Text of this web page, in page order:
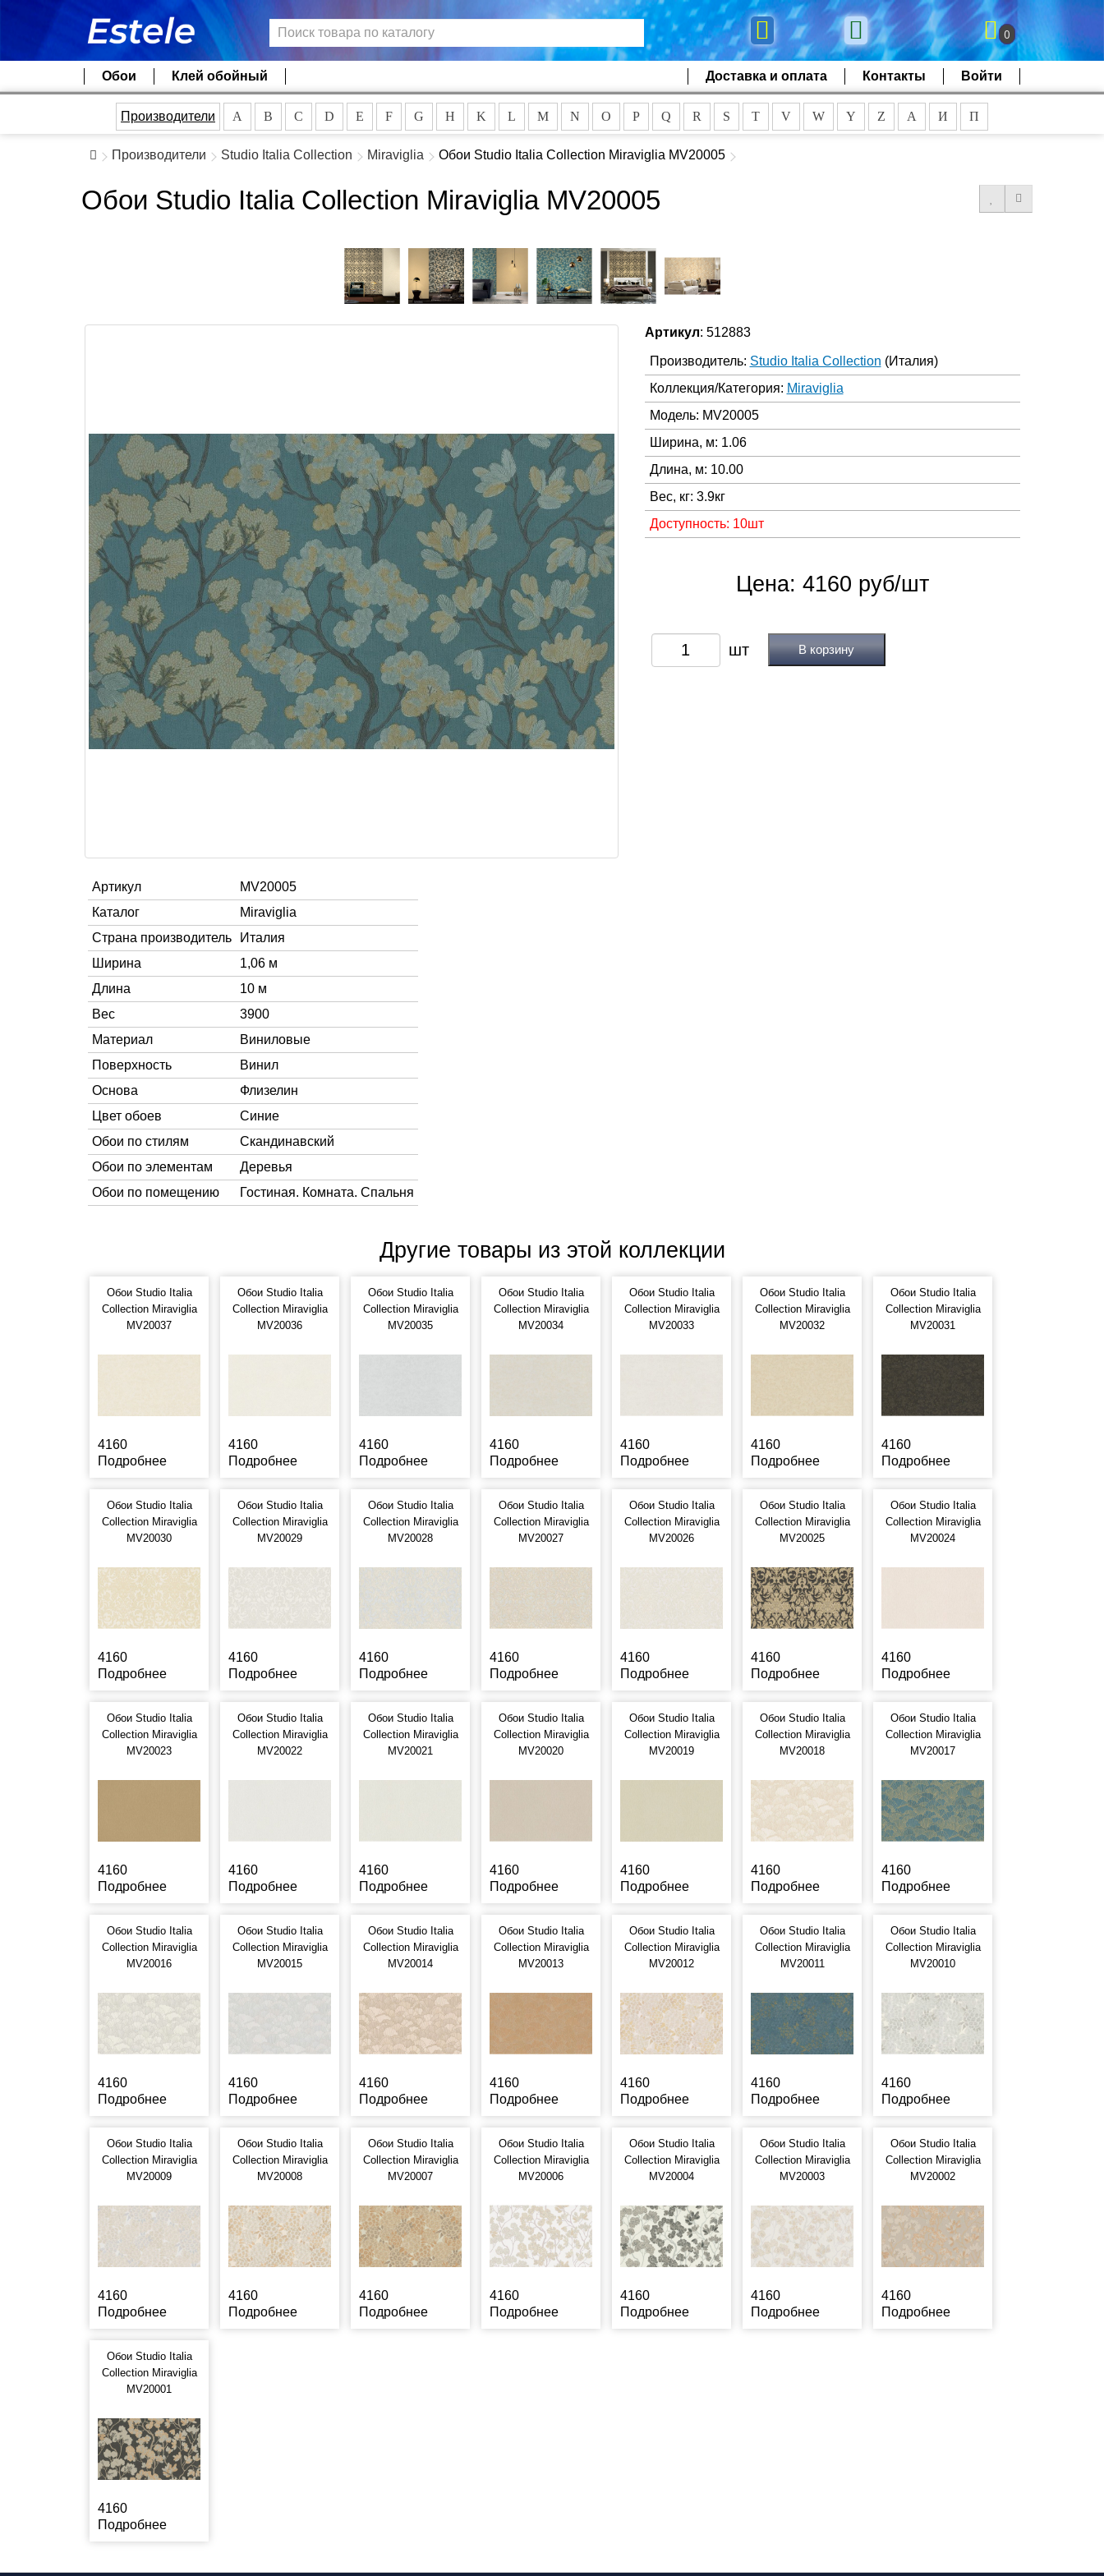
0
Обои Клей обойный Доставка и оплата Контакты Войти
Производители A B C D E F G H K L M N O P Q R S T V W Y Z А И П
Производители Studio Italia Collection Miraviglia Обои Studio Italia Collection Miraviglia MV20005
Обои Studio Italia Collection Miraviglia MV20005
Артикул: 512883
Производитель: Studio Italia Collection (Италия)
Коллекция/Категория: Miraviglia
Модель: MV20005
Ширина, м: 1.06
Длина, м: 10.00
Вес, кг: 3.9кг
Доступность: 10шт
Цена: 4160 руб/шт
В корзину
Артикул
MV20005
Каталог
Miraviglia
Страна производитель
Италия
Ширина
1,06 м
Длина
10 м
Вес
3900
Материал
Виниловые
Поверхность
Винил
Основа
Флизелин
Цвет обоев
Синие
Обои по стилям
Скандинавский
Обои по элементам
Деревья
Обои по помещению
Гостиная. Комната. Спальня
Другие товары из этой коллекции
Обои Studio Italia
Collection Miraviglia
MV20037
4160
Подробнее
Обои Studio Italia
Collection Miraviglia
MV20036
4160
Подробнее
Обои Studio Italia
Collection Miraviglia
MV20035
4160
Подробнее
Обои Studio Italia
Collection Miraviglia
MV20034
4160
Подробнее
Обои Studio Italia
Collection Miraviglia
MV20033
4160
Подробнее
Обои Studio Italia
Collection Miraviglia
MV20032
4160
Подробнее
Обои Studio Italia
Collection Miraviglia
MV20031
4160
Подробнее
Обои Studio Italia
Collection Miraviglia
MV20030
4160
Подробнее
Обои Studio Italia
Collection Miraviglia
MV20029
4160
Подробнее
Обои Studio Italia
Collection Miraviglia
MV20028
4160
Подробнее
Обои Studio Italia
Collection Miraviglia
MV20027
4160
Подробнее
Обои Studio Italia
Collection Miraviglia
MV20026
4160
Подробнее
Обои Studio Italia
Collection Miraviglia
MV20025
4160
Подробнее
Обои Studio Italia
Collection Miraviglia
MV20024
4160
Подробнее
Обои Studio Italia
Collection Miraviglia
MV20023
4160
Подробнее
Обои Studio Italia
Collection Miraviglia
MV20022
4160
Подробнее
Обои Studio Italia
Collection Miraviglia
MV20021
4160
Подробнее
Обои Studio Italia
Collection Miraviglia
MV20020
4160
Подробнее
Обои Studio Italia
Collection Miraviglia
MV20019
4160
Подробнее
Обои Studio Italia
Collection Miraviglia
MV20018
4160
Подробнее
Обои Studio Italia
Collection Miraviglia
MV20017
4160
Подробнее
Обои Studio Italia
Collection Miraviglia
MV20016
4160
Подробнее
Обои Studio Italia
Collection Miraviglia
MV20015
4160
Подробнее
Обои Studio Italia
Collection Miraviglia
MV20014
4160
Подробнее
Обои Studio Italia
Collection Miraviglia
MV20013
4160
Подробнее
Обои Studio Italia
Collection Miraviglia
MV20012
4160
Подробнее
Обои Studio Italia
Collection Miraviglia
MV20011
4160
Подробнее
Обои Studio Italia
Collection Miraviglia
MV20010
4160
Подробнее
Обои Studio Italia
Collection Miraviglia
MV20009
4160
Подробнее
Обои Studio Italia
Collection Miraviglia
MV20008
4160
Подробнее
Обои Studio Italia
Collection Miraviglia
MV20007
4160
Подробнее
Обои Studio Italia
Collection Miraviglia
MV20006
4160
Подробнее
Обои Studio Italia
Collection Miraviglia
MV20004
4160
Подробнее
Обои Studio Italia
Collection Miraviglia
MV20003
4160
Подробнее
Обои Studio Italia
Collection Miraviglia
MV20002
4160
Подробнее
Обои Studio Italia
Collection Miraviglia
MV20001
4160
Подробнее